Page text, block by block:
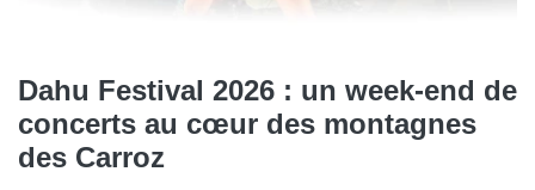
Dahu Festival 2026 : un week-end de
concerts au cœur des montagnes
des Carroz